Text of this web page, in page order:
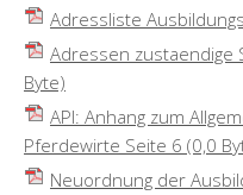
Adressliste
Adressen zustaendige
Byte)
API: Anhang zum
Pferdewirte Seite 6 (0,0
Neuordnung der